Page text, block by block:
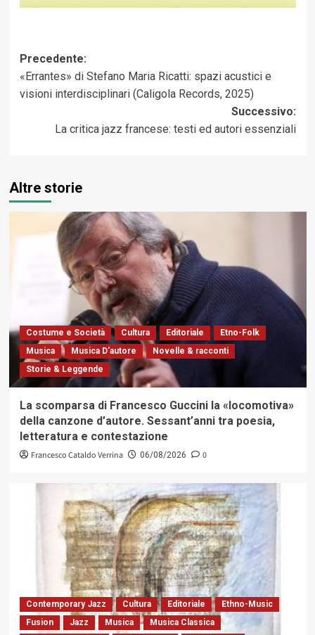
Navigazione
articolo
Precedente:
«Errantes» di Stefano Maria Ricatti: spazi acustici e
visioni interdisciplinari (Caligola Records, 2025)
Successivo:
La critica jazz francese: testi ed autori essenziali
Altre storie
Costume e Società Cultura Editoriale
Etno-Folk
Musica
Musica D'autore
Novelle & racconti
Storie & Leggende
La scomparsa di Francesco Guccini la «locomotiva»
della canzone d’autore. Sessant’anni tra poesia,
letteratura e contestazione
Francesco Cataldo Verrina 06/08/2026 0
Contemporary Jazz Cultura Editoriale
Ethno-Music
Fusion
Jazz Musica
Musica Classica